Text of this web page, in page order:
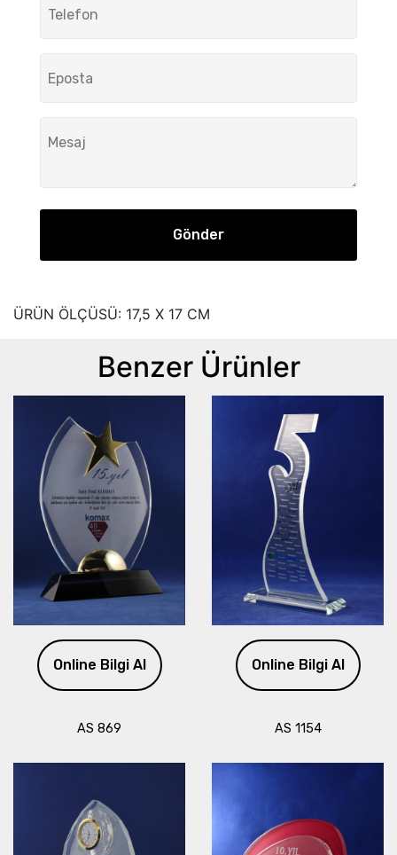
Gönder
ÜRÜN ÖLÇÜSÜ: 17,5 X 17 CM
Benzer Ürünler
Online Bilgi Al
AS 869
Online Bilgi Al
AS 1154